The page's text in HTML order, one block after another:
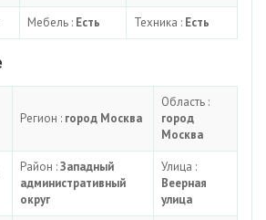
Мебель : Есть Техника : Есть
Регион : город Москва
Область :
город
Москва
Район :Западный
административный
округ
Улица :
Веерная
улица